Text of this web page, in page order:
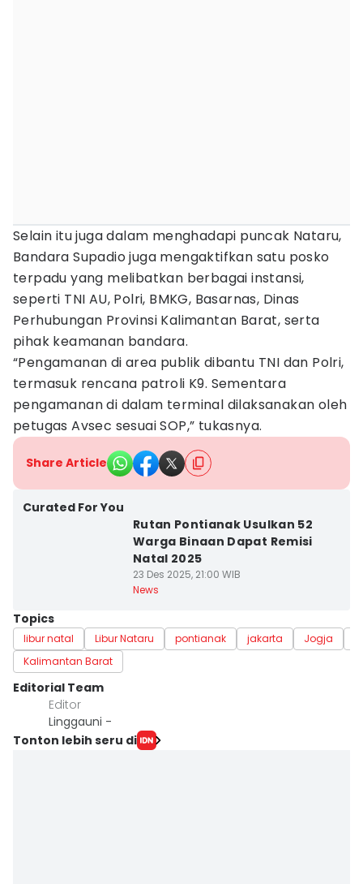
Selain itu juga dalam menghadapi puncak Nataru,
Bandara Supadio juga mengaktifkan satu posko
terpadu yang melibatkan berbagai instansi,
seperti TNI AU, Polri, BMKG, Basarnas, Dinas
Perhubungan Provinsi Kalimantan Barat, serta
pihak keamanan bandara.
“Pengamanan di area publik dibantu TNI dan Polri,
termasuk rencana patroli K9. Sementara
pengamanan di dalam terminal dilaksanakan oleh
petugas Avsec sesuai SOP,” tukasnya.
Share Article
Curated For You
Rutan Pontianak Usulkan 52
Warga Binaan Dapat Remisi
Natal 2025
23 Des 2025, 21:00 WIB
News
Topics
libur natal Libur Nataru pontianak jakarta Jogja
Kalimantan Barat
Editorial Team
Editor
Linggauni -
Tonton lebih seru di